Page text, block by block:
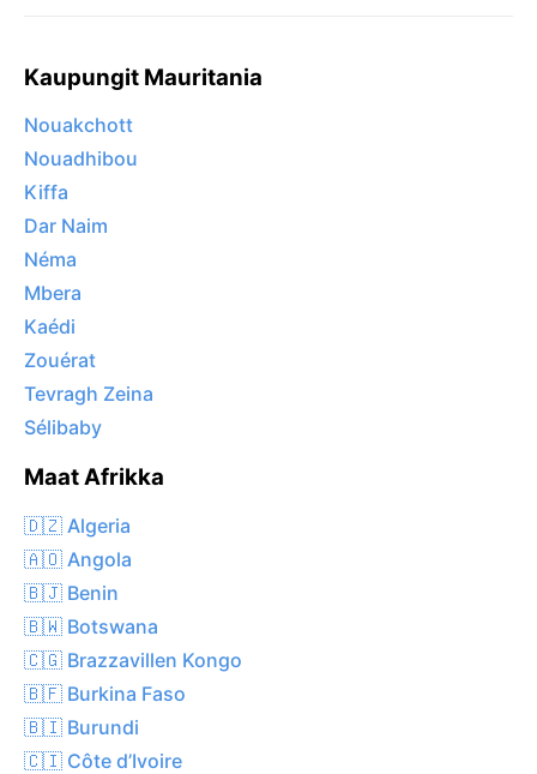
Kaupungit Mauritania
Nouakchott
Nouadhibou
Kiffa
Dar Naim
Néma
Mbera
Kaédi
Zouérat
Tevragh Zeina
Sélibaby
Maat Afrikka
🇩🇿 Algeria
🇦🇴 Angola
🇧🇯 Benin
🇧🇼 Botswana
🇨🇬 Brazzavillen Kongo
🇧🇫 Burkina Faso
🇧🇮 Burundi
🇨🇮 Côte d’Ivoire